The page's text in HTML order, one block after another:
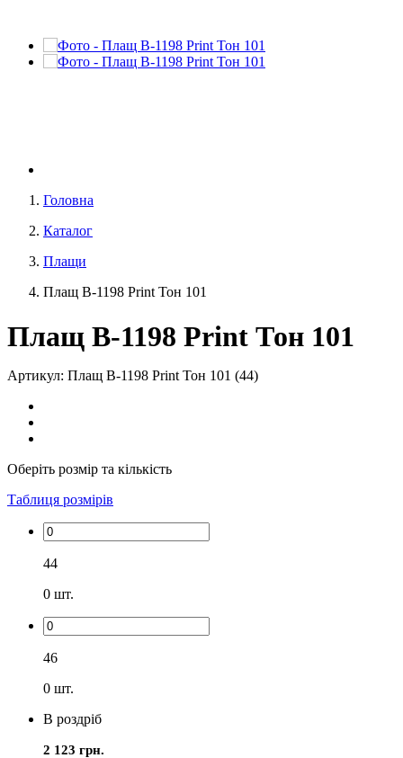
Головна
Каталог
Плащи
Плащ В-1198 Print Тон 101
Плащ В-1198 Print Тон 101
Артикул: Плащ В-1198 Print Тон 101 (44)
Оберіть розмір та кількість
Таблиця розмірів
44
0 шт.
46
0 шт.
В роздріб
2 123 грн.